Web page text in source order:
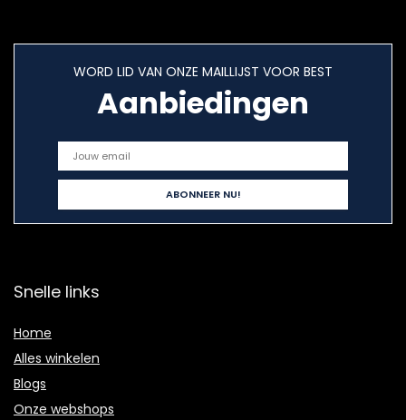
WORD LID VAN ONZE MAILLIJST VOOR BEST
Aanbiedingen
Snelle links
Home
Alles winkelen
Blogs
Onze webshops